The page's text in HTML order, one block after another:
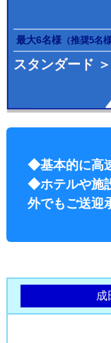
スタンダード
最大6名様 （推奨5名様
◆基本的に高
◆ホテルや施
外でもご送迎